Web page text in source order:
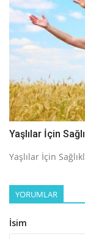
Yaşlılar İçin
Yaşlılar İçin
YORUMLAR
İsim